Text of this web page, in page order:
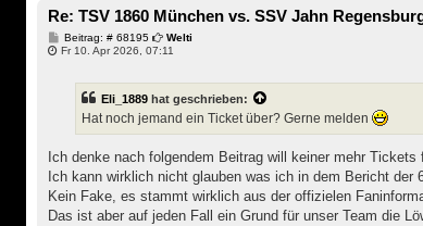
Re: TSV 1860 München vs. SSV Jahn
Beitrag: # 68195B
e
a
g
Welti
Fr 10. Apr 2026, 07:11
Eli_1889hat geschrieben:
Hat noch jemand ein Ticket über? Gerne melden
Ich denke nach folgendem Beitrag will keiner mehr
Ich kann wirklich nicht glauben was ich in dem Bericht der
Kein Fake, es stammt wirklich aus der offizielen
Das ist aber auf jeden Fall ein Grund für unser Team die